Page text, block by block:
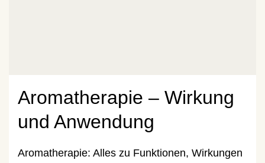
Aromatherapie – Wirkung
und Anwendung
Aromatherapie: Alles zu Funktionen, Wirkungen